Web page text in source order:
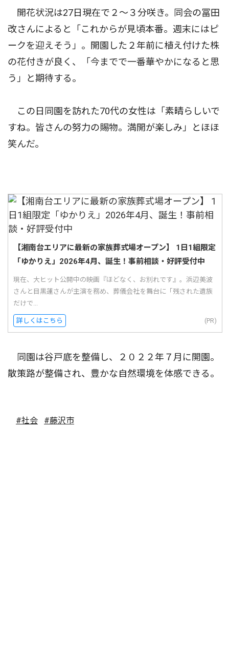
開花状況は27日現在で２〜３分咲き。同会の冨田
改さんによると「これからが見頃本番。週末にはピ
ークを迎えそう」。開園した２年前に植え付けた株
の花付きが良く、「今までで一番華やかになると思
う」と期待する。
この日同園を訪れた70代の女性は「素晴らしいで
すね。皆さんの努力の賜物。満開が楽しみ」とほほ
笑んだ。
【湘南台エリアに最新の家族葬式場オープン】 1日1組限定
「ゆかりえ」2026年4月、誕生！事前相談・好評受付中
現在、大ヒット公開中の映画『ほどなく、お別れです』。浜辺美波
さんと目黒蓮さんが主演を務め、葬儀会社を舞台に「残された遺族
だけで...
詳しくはこちら (PR)
同園は谷戸底を整備し、２０２２年７月に開園。
散策路が整備され、豊かな自然環境を体感できる。
#社会 #藤沢市